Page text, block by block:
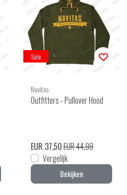
Sale
Navitas
Outfitters - Pullover Hood
EUR 37,50EUR 44,99
Vergelijk
Bekijken